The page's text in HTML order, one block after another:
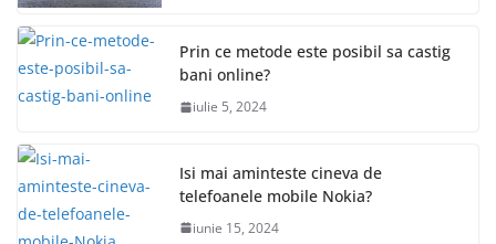
Prin ce metode este posibil sa castig
bani online?
iulie 5, 2024
Isi mai aminteste cineva de
telefoanele mobile Nokia?
iunie 15, 2024